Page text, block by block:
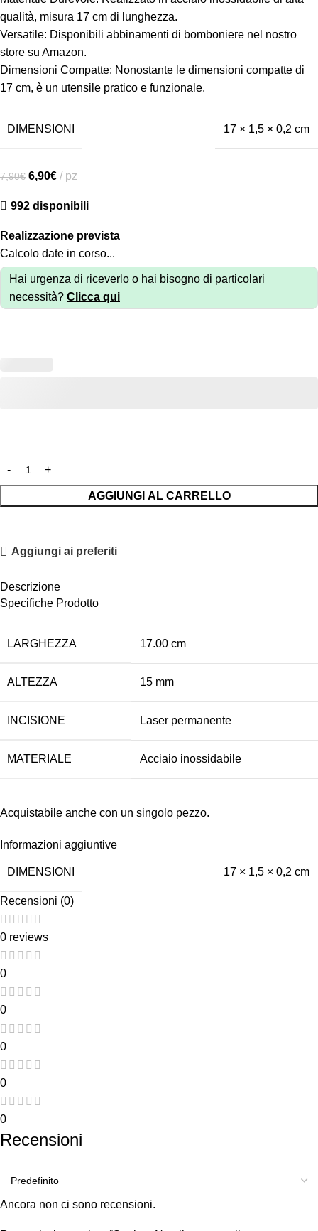
qualità, misura 17 cm di lunghezza.
Versatile: Disponibili abbinamenti di bomboniere nel nostro
store su Amazon.
Dimensioni Compatte: Nonostante le dimensioni compatte di
17 cm, è un utensile pratico e funzionale.
DIMENSIONI 17 × 1,5 × 0,2 cm
7,90€ 6,90€ pz
992 disponibili
Realizzazione prevista
Calcolo date in corso...
Hai urgenza di riceverlo o hai bisogno di particolari
necessità? Clicca qui
AGGIUNGI AL CARRELLO
Aggiungi ai preferiti
Descrizione
Specifiche Prodotto
LARGHEZZA 17.00 cm
ALTEZZA 15 mm
INCISIONE Laser permanente
MATERIALE Acciaio inossidabile
Acquistabile anche con un singolo pezzo.
Informazioni aggiuntive
DIMENSIONI 17 × 1,5 × 0,2 cm
Recensioni (0)
0 reviews
0
0
0
0
0
Recensioni
Ancora non ci sono recensioni.